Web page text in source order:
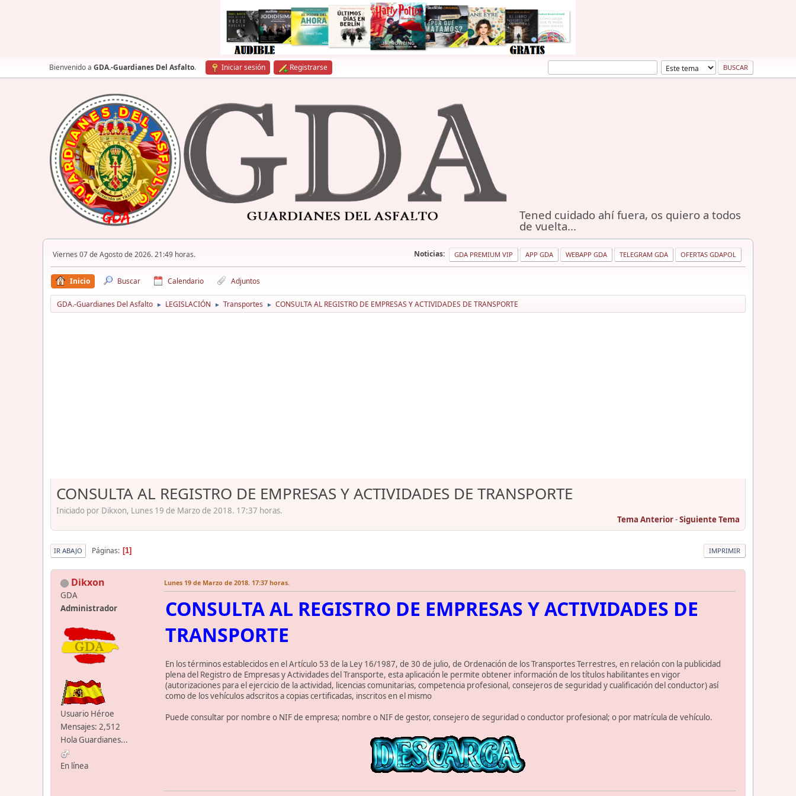
Bienvenido a GDA.-Guardianes Del Asfalto. Iniciar sesión Registrarse
Tened cuidado ahí fuera, os quiero a todos
de vuelta...
Viernes 07 de Agosto de 2026. 21:49 horas. Noticias: GDA PREMIUM VIP APP GDA WEBAPP GDA TELEGRAM GDA OFERTAS GDAPOL
Inicio Buscar Calendario Adjuntos
GDA.-Guardianes Del Asfalto ► LEGISLACIÓN ► Transportes ► CONSULTA AL REGISTRO DE EMPRESAS Y ACTIVIDADES DE TRANSPORTE
CONSULTA AL REGISTRO DE EMPRESAS Y ACTIVIDADES DE TRANSPORTE
Iniciado por Dikxon, Lunes 19 de Marzo de 2018. 17:37 horas.
Tema Anterior-Siguiente Tema
IMPRIMIR
IR ABAJO Páginas 1
Dikxon
GDA
Administrador
Usuario Héroe
Mensajes: 2,512
Hola Guardianes...
En línea
Lunes 19 de Marzo de 2018. 17:37 horas.
CONSULTA AL REGISTRO DE EMPRESAS Y ACTIVIDADES DE
TRANSPORTE
En los términos establecidos en el Artículo 53 de la Ley 16/1987, de 30 de julio, de Ordenación de los Transportes Terrestres, en relación con la publicidad
plena del Registro de Empresas y Actividades del Transporte, esta aplicación le permite obtener información de los títulos habilitantes en vigor
(autorizaciones para el ejercicio de la actividad, licencias comunitarias, competencia profesional, consejeros de seguridad y cualificación del conductor) así
como de los vehículos adscritos a copias certificadas, inscritos en el mismo
Puede consultar por nombre o NIF de empresa; nombre o NIF de gestor, consejero de seguridad o conductor profesional; o por matrícula de vehículo.